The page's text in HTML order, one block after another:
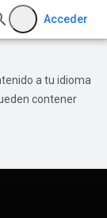
Acceder
a tu idioma
contener